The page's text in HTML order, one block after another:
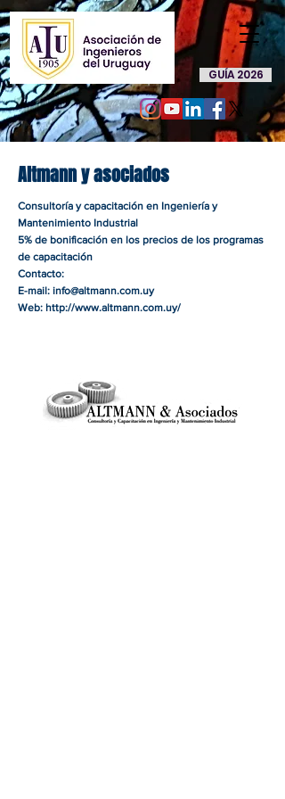
GUÍA 2026
Altmann y asociados
Consultoría y capacitación en Ingeniería y
Mantenimiento Industrial
5% de bonificación en los precios de los programas
de capacitación
Contacto:
E-mail: info@altmann.com.uy
Web: http://www.altmann.com.uy/